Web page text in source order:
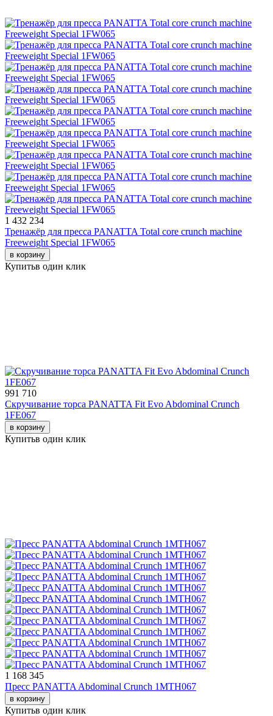
1 432 234
Тренажёр для пресса PANATTA Total core crunch machine
Freeweight Special 1FW065
в корзину
Купитьв один клик
991 710
Скручивание торса PANATTA Fit Evo Abdominal Crunch
1FE067
в корзину
Купитьв один клик
1 168 345
Пресс PANATTA Abdominal Crunch 1MTH067
в корзину
Купитьв один клик